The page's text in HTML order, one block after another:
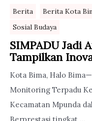
Berita Berita Kota
Sosial Budaya
SIMPADU Jadi
Tampilkan
Kota Bima, Halo
Monitoring Terpadu
Kecamatan Mpunda
Berprestasi tingkat ...